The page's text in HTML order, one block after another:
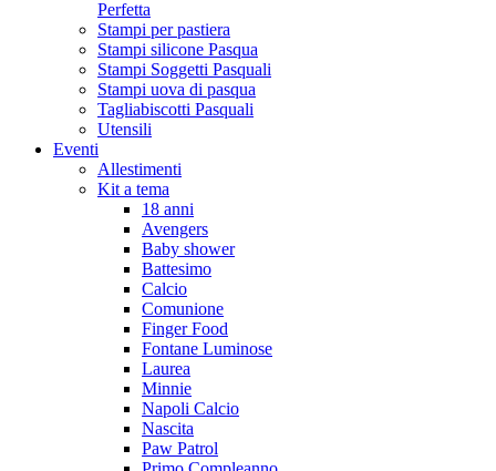
Perfetta
Stampi per pastiera
Stampi silicone Pasqua
Stampi Soggetti Pasquali
Stampi uova di pasqua
Tagliabiscotti Pasquali
Utensili
Eventi
Allestimenti
Kit a tema
18 anni
Avengers
Baby shower
Battesimo
Calcio
Comunione
Finger Food
Fontane Luminose
Laurea
Minnie
Napoli Calcio
Nascita
Paw Patrol